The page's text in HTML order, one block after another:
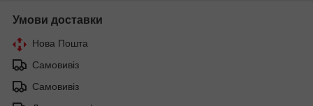
Умови доставки
Нова Пошта
Самовивіз
Самовивіз